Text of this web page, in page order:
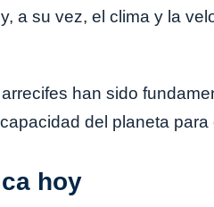
a su vez, el clima y la
han sido
del planeta para
hoy